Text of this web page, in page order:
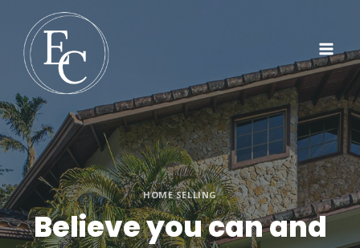
HOME SELLING
Believe you can and